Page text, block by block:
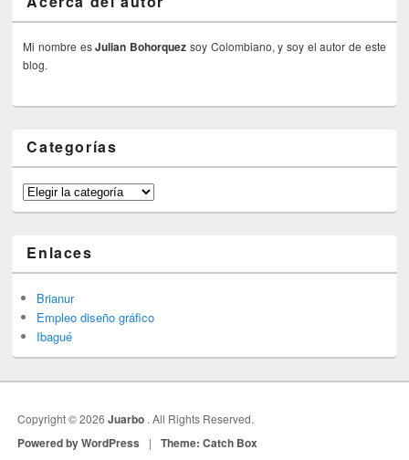
Mi nombre esJulian Bohorquez soy Colombiano, y soy el autor de este
blog.
Categorías
Categorías
Enlaces
Brianur
Empleo diseño gráfico
Ibagué
Copyright © 2026Juarbo . All Rights Reserved.
Powered by WordPress | Theme: Catch Box